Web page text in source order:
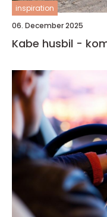
inspiration
06. December 2025
Kabe husbil -